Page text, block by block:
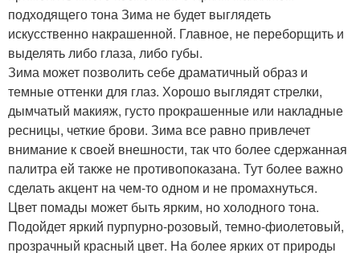
подходящего тона Зима не будет выглядеть
искусственно накрашенной. Главное, не переборщить и
выделять либо глаза, либо губы.
Зима может позволить себе драматичный образ и
темные оттенки для глаз. Хорошо выглядят стрелки,
дымчатый макияж, густо прокрашенные или накладные
ресницы, четкие брови. Зима все равно привлечет
внимание к своей внешности, так что более сдержанная
палитра ей также не противопоказана. Тут более важно
сделать акцент на чем-то одном и не промахнуться.
Цвет помады может быть ярким, но холодного тона.
Подойдет яркий пурпурно-розовый, темно-фиолетовый,
прозрачный красный цвет. На более ярких от природы